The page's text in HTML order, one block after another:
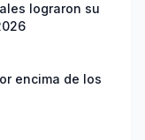
lograron su
encima de los